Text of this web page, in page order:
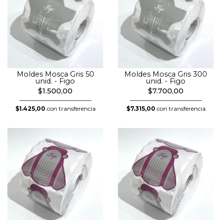
Moldes Mosca Gris 50
unid. - Figo
$1.500,00
$1.425,00 con transferencia
Moldes Mosca Gris 300
unid. - Figo
$7.700,00
$7.315,00 con transferencia